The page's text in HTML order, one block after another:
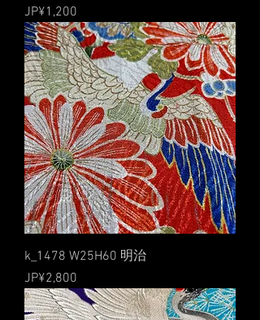
價格
JP¥1,200
k_1478 W25H60 明治
價格
JP¥2,800